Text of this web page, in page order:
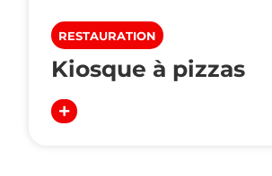
RESTAURATION
Kiosque à pizzas